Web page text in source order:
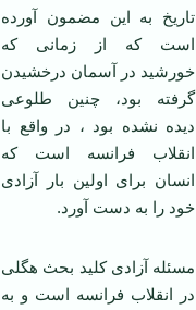
تاریخ به این مضمون آورده
است که از زمانی که
خورشید در آسمان درخشیدن
گرفته بود، چنین طلوعی
دیده نشده بود ، در واقع با
انقلاب فرانسه است که
انسان برای اولین بار آزادی
خود را به دست آورد.
مسئله آزادی کلید بحث هگلی
در انقلاب فرانسه است و به